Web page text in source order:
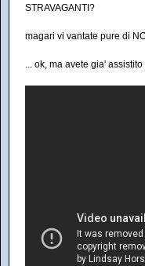
STRAVAGANTI?
magari vi vantate pure di
... ok, ma avete gia'